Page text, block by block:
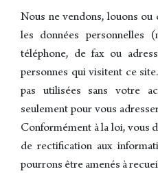
Nous ne vendons, louons ou
les données personnelles
téléphone, de fax ou
personnes qui visitent ce
pas utilisées sans votre
seulement pour vous
Conformément à la loi, vous
de rectification aux
pourrons être amenés à